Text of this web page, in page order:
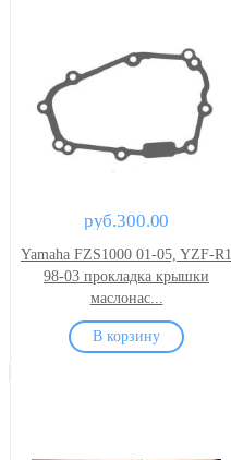
руб.300.00
Yamaha FZS1000 01-05, YZF-R1
98-03 прокладка крышки
маслонас...